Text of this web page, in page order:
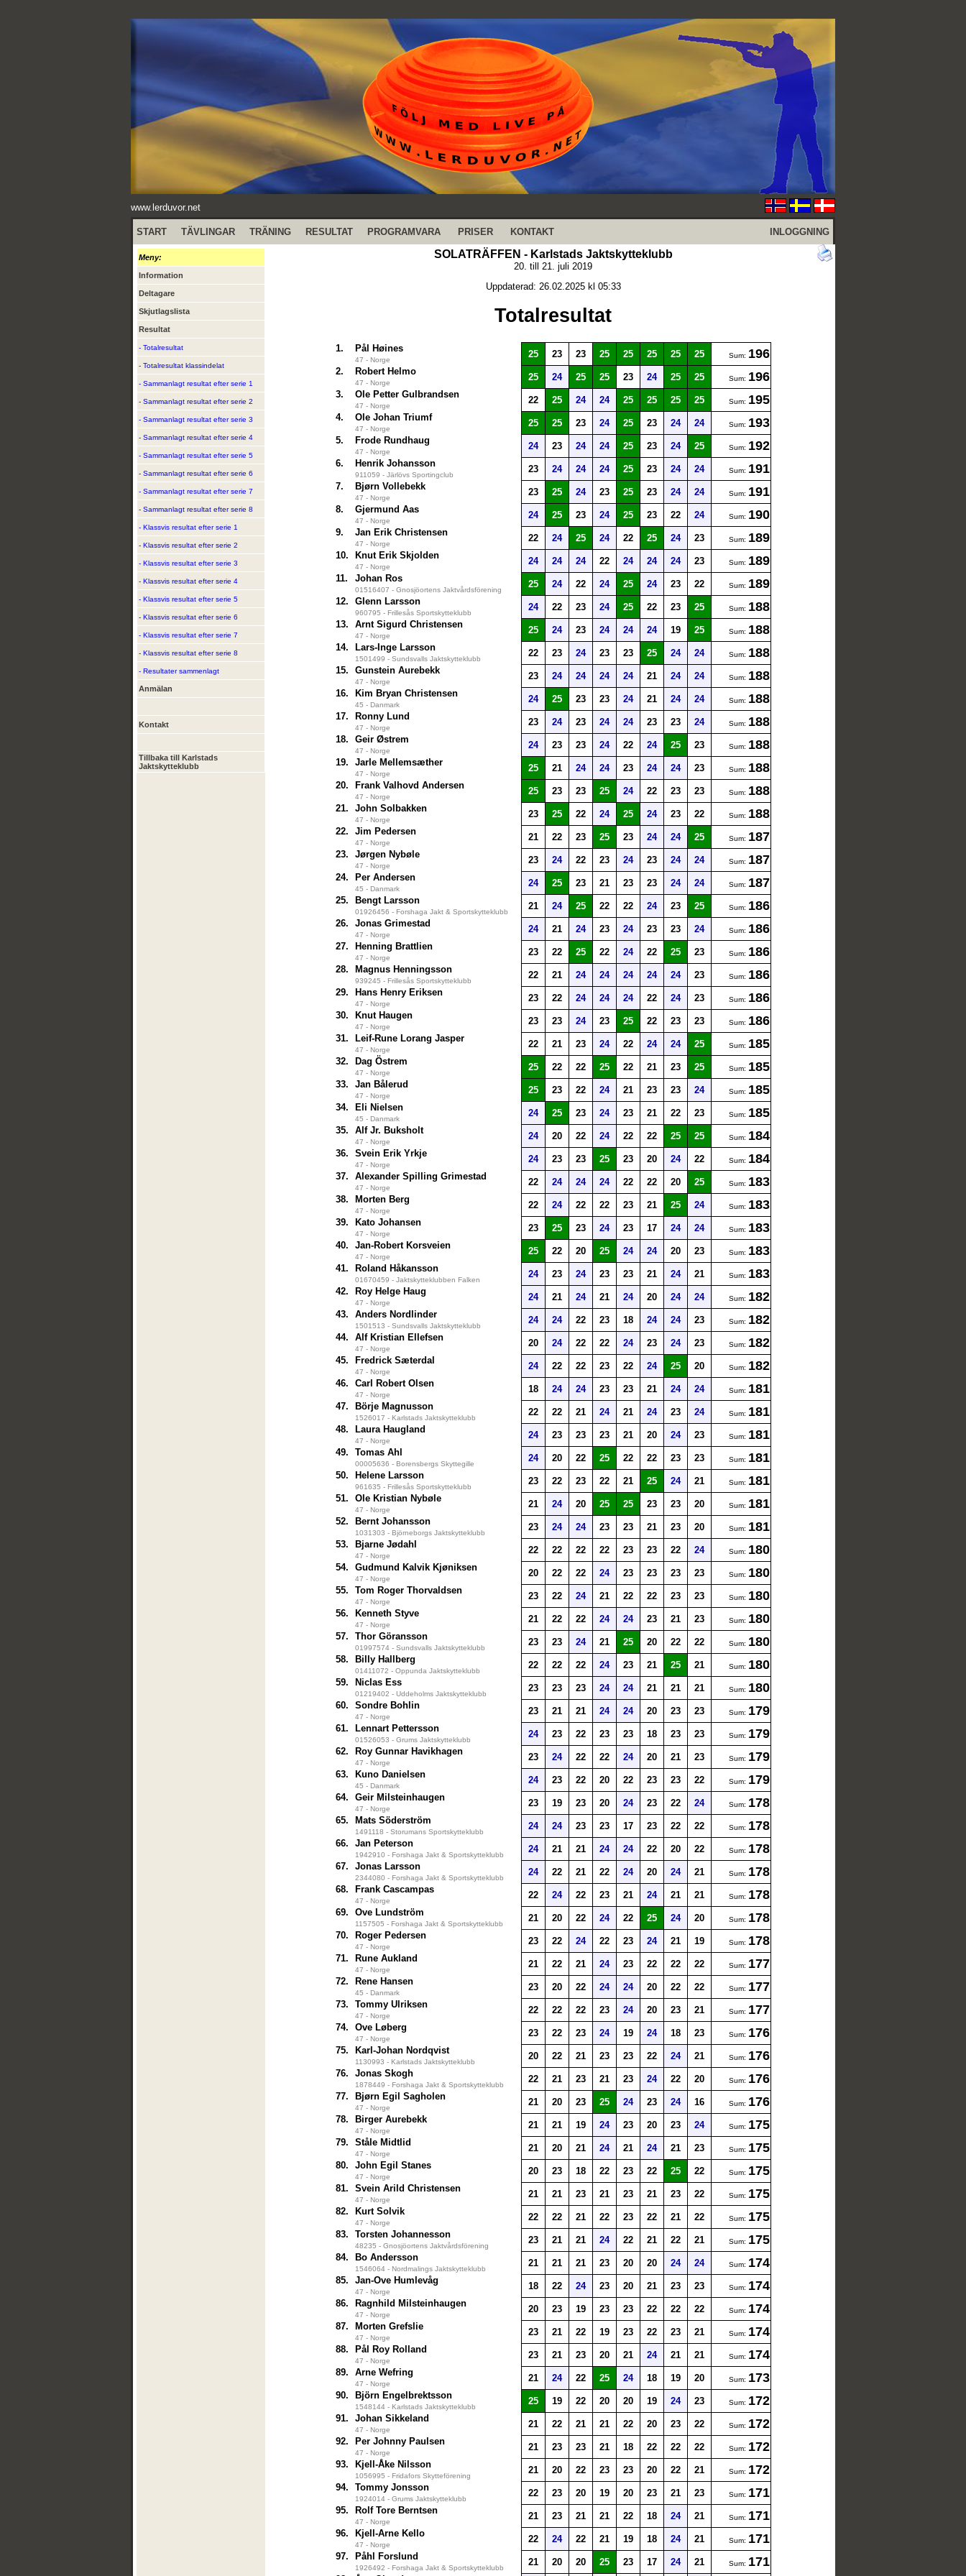
www.lerduvor.net
START TÄVLINGAR TRÄNING RESULTAT PROGRAMVARA PRISER KONTAKT INLOGGNING
Meny:
Information
Deltagare
Skjutlagslista
Resultat
- Totalresultat
- Totalresultat klassindelat
- Sammanlagt resultat efter serie 1
- Sammanlagt resultat efter serie 2
- Sammanlagt resultat efter serie 3
- Sammanlagt resultat efter serie 4
- Sammanlagt resultat efter serie 5
- Sammanlagt resultat efter serie 6
- Sammanlagt resultat efter serie 7
- Sammanlagt resultat efter serie 8
- Klassvis resultat efter serie 1
- Klassvis resultat efter serie 2
- Klassvis resultat efter serie 3
- Klassvis resultat efter serie 4
- Klassvis resultat efter serie 5
- Klassvis resultat efter serie 6
- Klassvis resultat efter serie 7
- Klassvis resultat efter serie 8
- Resultater sammenlagt
Anmälan
Kontakt
Tillbaka till Karlstads
Jaktskytteklubb
SOLATRÄFFEN - Karlstads Jaktskytteklubb
20. till 21. juli 2019
Uppdaterad: 26.02.2025 kl 05:33
Totalresultat
1. Pål Høines
47 - Norge
25 23 23 25 25 25 25 25 Sum: 196
2. Robert Helmo
47 - Norge
25 24 25 25 23 24 25 25 Sum: 196
3. Ole Petter Gulbrandsen
47 - Norge
22 25 24 24 25 25 25 25 Sum: 195
4. Ole Johan Triumf
47 - Norge
25 25 23 24 25 23 24 24 Sum: 193
5. Frode Rundhaug
47 - Norge
24 23 24 24 25 23 24 25 Sum: 192
6. Henrik Johansson
911059 - Järlövs Sportingclub
23 24 24 24 25 23 24 24 Sum: 191
7. Bjørn Vollebekk
47 - Norge
23 25 24 23 25 23 24 24 Sum: 191
8. Gjermund Aas
47 - Norge
24 25 23 24 25 23 22 24 Sum: 190
9. Jan Erik Christensen
47 - Norge
22 24 25 24 22 25 24 23 Sum: 189
10. Knut Erik Skjolden
47 - Norge
24 24 24 22 24 24 24 23 Sum: 189
11. Johan Ros
01516407 - Gnosjöortens Jaktvårdsförening
25 24 22 24 25 24 23 22 Sum: 189
12. Glenn Larsson
960795 - Frillesås Sportskytteklubb
24 22 23 24 25 22 23 25 Sum: 188
13. Arnt Sigurd Christensen
47 - Norge
25 24 23 24 24 24 19 25 Sum: 188
14. Lars-Inge Larsson
1501499 - Sundsvalls Jaktskytteklubb
22 23 24 23 23 25 24 24 Sum: 188
15. Gunstein Aurebekk
47 - Norge
23 24 24 24 24 21 24 24 Sum: 188
16. Kim Bryan Christensen
45 - Danmark
24 25 23 23 24 21 24 24 Sum: 188
17. Ronny Lund
47 - Norge
23 24 23 24 24 23 23 24 Sum: 188
18. Geir Østrem
47 - Norge
24 23 23 24 22 24 25 23 Sum: 188
19. Jarle Mellemsæther
47 - Norge
25 21 24 24 23 24 24 23 Sum: 188
20. Frank Valhovd Andersen
47 - Norge
25 23 23 25 24 22 23 23 Sum: 188
21. John Solbakken
47 - Norge
23 25 22 24 25 24 23 22 Sum: 188
22. Jim Pedersen
47 - Norge
21 22 23 25 23 24 24 25 Sum: 187
23. Jørgen Nybøle
47 - Norge
23 24 22 23 24 23 24 24 Sum: 187
24. Per Andersen
45 - Danmark
24 25 23 21 23 23 24 24 Sum: 187
25. Bengt Larsson
01926456 - Forshaga Jakt & Sportskytteklubb
21 24 25 22 22 24 23 25 Sum: 186
26. Jonas Grimestad
47 - Norge
24 21 24 23 24 23 23 24 Sum: 186
27. Henning Brattlien
47 - Norge
23 22 25 22 24 22 25 23 Sum: 186
28. Magnus Henningsson
939245 - Frillesås Sportskytteklubb
22 21 24 24 24 24 24 23 Sum: 186
29. Hans Henry Eriksen
47 - Norge
23 22 24 24 24 22 24 23 Sum: 186
30. Knut Haugen
47 - Norge
23 23 24 23 25 22 23 23 Sum: 186
31. Leif-Rune Lorang Jasper
47 - Norge
22 21 23 24 22 24 24 25 Sum: 185
32. Dag Östrem
47 - Norge
25 22 22 25 22 21 23 25 Sum: 185
33. Jan Bålerud
47 - Norge
25 23 22 24 21 23 23 24 Sum: 185
34. Eli Nielsen
45 - Danmark
24 25 23 24 23 21 22 23 Sum: 185
35. Alf Jr. Buksholt
47 - Norge
24 20 22 24 22 22 25 25 Sum: 184
36. Svein Erik Yrkje
47 - Norge
24 23 23 25 23 20 24 22 Sum: 184
37. Alexander Spilling Grimestad
47 - Norge
22 24 24 24 22 22 20 25 Sum: 183
38. Morten Berg
47 - Norge
22 24 22 22 23 21 25 24 Sum: 183
39. Kato Johansen
47 - Norge
23 25 23 24 23 17 24 24 Sum: 183
40. Jan-Robert Korsveien
47 - Norge
25 22 20 25 24 24 20 23 Sum: 183
41. Roland Håkansson
01670459 - Jaktskytteklubben Falken
24 23 24 23 23 21 24 21 Sum: 183
42. Roy Helge Haug
47 - Norge
24 21 24 21 24 20 24 24 Sum: 182
43. Anders Nordlinder
1501513 - Sundsvalls Jaktskytteklubb
24 24 22 23 18 24 24 23 Sum: 182
44. Alf Kristian Ellefsen
47 - Norge
20 24 22 22 24 23 24 23 Sum: 182
45. Fredrick Sæterdal
47 - Norge
24 22 22 23 22 24 25 20 Sum: 182
46. Carl Robert Olsen
47 - Norge
18 24 24 23 23 21 24 24 Sum: 181
47. Börje Magnusson
1526017 - Karlstads Jaktskytteklubb
22 22 21 24 21 24 23 24 Sum: 181
48. Laura Haugland
47 - Norge
24 23 23 23 21 20 24 23 Sum: 181
49. Tomas Ahl
00005636 - Borensbergs Skyttegille
24 20 22 25 22 22 23 23 Sum: 181
50. Helene Larsson
961635 - Frillesås Sportskytteklubb
23 22 23 22 21 25 24 21 Sum: 181
51. Ole Kristian Nybøle
47 - Norge
21 24 20 25 25 23 23 20 Sum: 181
52. Bernt Johansson
1031303 - Björneborgs Jaktskytteklubb
23 24 24 23 23 21 23 20 Sum: 181
53. Bjarne Jødahl
47 - Norge
22 22 22 22 23 23 22 24 Sum: 180
54. Gudmund Kalvik Kjøniksen
47 - Norge
20 22 22 24 23 23 23 23 Sum: 180
55. Tom Roger Thorvaldsen
47 - Norge
23 22 24 21 22 22 23 23 Sum: 180
56. Kenneth Styve
47 - Norge
21 22 22 24 24 23 21 23 Sum: 180
57. Thor Göransson
01997574 - Sundsvalls Jaktskytteklubb
23 23 24 21 25 20 22 22 Sum: 180
58. Billy Hallberg
01411072 - Oppunda Jaktskytteklubb
22 22 22 24 23 21 25 21 Sum: 180
59. Niclas Ess
01219402 - Uddeholms Jaktskytteklubb
23 23 23 24 24 21 21 21 Sum: 180
60. Sondre Bohlin
47 - Norge
23 21 21 24 24 20 23 23 Sum: 179
61. Lennart Pettersson
01526053 - Grums Jaktskytteklubb
24 23 22 23 23 18 23 23 Sum: 179
62. Roy Gunnar Havikhagen
47 - Norge
23 24 22 22 24 20 21 23 Sum: 179
63. Kuno Danielsen
45 - Danmark
24 23 22 20 22 23 23 22 Sum: 179
64. Geir Milsteinhaugen
47 - Norge
23 19 23 20 24 23 22 24 Sum: 178
65. Mats Söderström
1491118 - Storumans Sportskytteklubb
24 24 23 23 17 23 22 22 Sum: 178
66. Jan Peterson
1942910 - Forshaga Jakt & Sportskytteklubb
24 21 21 24 24 22 20 22 Sum: 178
67. Jonas Larsson
2344080 - Forshaga Jakt & Sportskytteklubb
24 22 21 22 24 20 24 21 Sum: 178
68. Frank Cascampas
47 - Norge
22 24 22 23 21 24 21 21 Sum: 178
69. Ove Lundström
1157505 - Forshaga Jakt & Sportskytteklubb
21 20 22 24 22 25 24 20 Sum: 178
70. Roger Pedersen
47 - Norge
23 22 24 22 23 24 21 19 Sum: 178
71. Rune Aukland
47 - Norge
21 22 21 24 23 22 22 22 Sum: 177
72. Rene Hansen
45 - Danmark
23 20 22 24 24 20 22 22 Sum: 177
73. Tommy Ulriksen
47 - Norge
22 22 22 23 24 20 23 21 Sum: 177
74. Ove Løberg
47 - Norge
23 22 23 24 19 24 18 23 Sum: 176
75. Karl-Johan Nordqvist
1130993 - Karlstads Jaktskytteklubb
20 22 21 23 23 22 24 21 Sum: 176
76. Jonas Skogh
1878449 - Forshaga Jakt & Sportskytteklubb
22 21 23 21 23 24 22 20 Sum: 176
77. Bjørn Egil Sagholen
47 - Norge
21 20 23 25 24 23 24 16 Sum: 176
78. Birger Aurebekk
47 - Norge
21 21 19 24 23 20 23 24 Sum: 175
79. Ståle Midtlid
47 - Norge
21 20 21 24 21 24 21 23 Sum: 175
80. John Egil Stanes
47 - Norge
20 23 18 22 23 22 25 22 Sum: 175
81. Svein Arild Christensen
47 - Norge
21 21 23 21 23 21 23 22 Sum: 175
82. Kurt Solvik
47 - Norge
22 22 21 22 23 22 21 22 Sum: 175
83. Torsten Johannesson
48235 - Gnosjöortens Jaktvårdsförening
23 21 21 24 22 21 22 21 Sum: 175
84. Bo Andersson
1546064 - Nordmalings Jaktskytteklubb
21 21 21 23 20 20 24 24 Sum: 174
85. Jan-Ove Humlevåg
47 - Norge
18 22 24 23 20 21 23 23 Sum: 174
86. Ragnhild Milsteinhaugen
47 - Norge
20 23 19 23 23 22 22 22 Sum: 174
87. Morten Grefslie
47 - Norge
23 21 22 19 23 22 23 21 Sum: 174
88. Pål Roy Rolland
47 - Norge
23 21 23 20 21 24 21 21 Sum: 174
89. Arne Wefring
47 - Norge
21 24 22 25 24 18 19 20 Sum: 173
90. Björn Engelbrektsson
1548144 - Karlstads Jaktskytteklubb
25 19 22 20 20 19 24 23 Sum: 172
91. Johan Sikkeland
47 - Norge
21 22 21 21 22 20 23 22 Sum: 172
92. Per Johnny Paulsen
47 - Norge
21 23 23 21 18 22 22 22 Sum: 172
93. Kjell-Åke Nilsson
1056995 - Fridafors Skytteförening
21 20 22 23 23 20 22 21 Sum: 172
94. Tommy Jonsson
1924014 - Grums Jaktskytteklubb
22 23 20 19 20 23 21 23 Sum: 171
95. Rolf Tore Berntsen
47 - Norge
21 23 21 21 22 18 24 21 Sum: 171
96. Kjell-Arne Kello
47 - Norge
22 24 22 21 19 18 24 21 Sum: 171
97. Påhl Forslund
1926492 - Forshaga Jakt & Sportskytteklubb
21 20 20 25 23 17 24 21 Sum: 171